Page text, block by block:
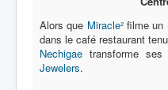
Alors que Miracle²filme un
dans le café restaurant
Nechigae transforme
Jewelers.